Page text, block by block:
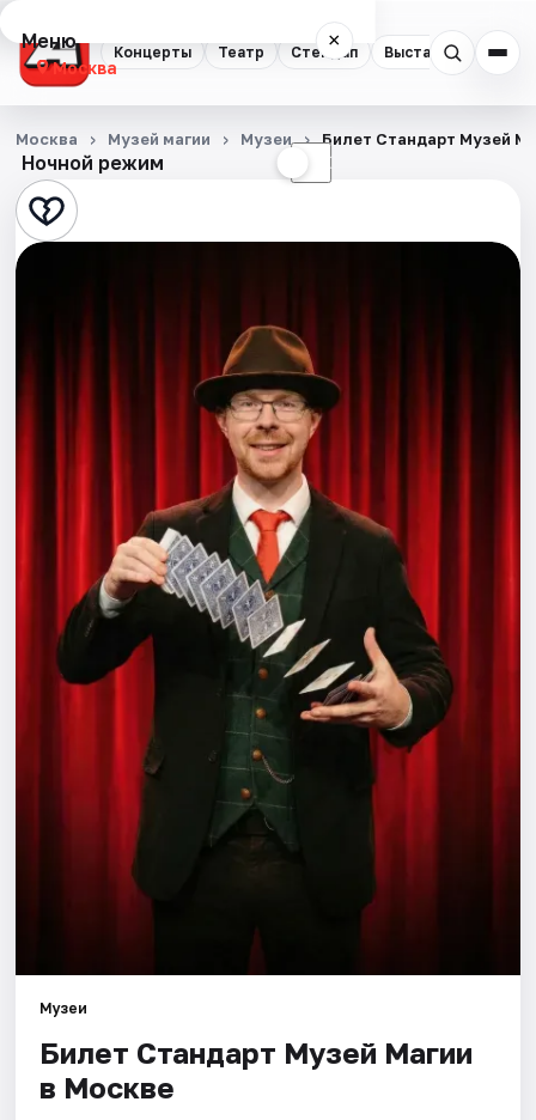
Концерты Театр Стендап Выставки
Меню ×
Москва
Концерты
Театр
Стендап
Города
Ночной режим ☾
Москва Музей магии Музеи Билет Стандарт Музей
Музеи
Билет Стандарт Музей Магии
в Москве